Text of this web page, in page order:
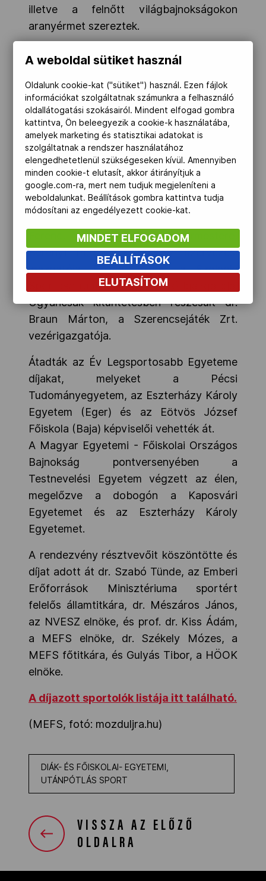
illetve a felnőtt világbajnokságokon
aranyérmet szereztek.
Az eseményen elismerésben részesültek
egyetemi-világbajnokságok szervezői.
Öttusa EVB: prof. dr. Patyi András, az
NKE volt rektora, Bretz Gyula, a MÖSZ
elnöke, Kármán Sándor, a MÖSZ-
versenyigazgatója, dr. Horváth József, az
Nemzeti Közszolgálati Egyetem főtitkára.
Kajak-kenu EVB: Schmidt Gábor, az
MKKSZ elnöke, dr. Ailer Piroska, az
Neumann János Egyetem rektora, Szalay
Ferenc, Szolnok város polgármestere,
Berényi Péter, az MKKSZ szervezési
igazgatója, Rózsa József, a Szolnoki
Sportcentrum Kft. ügyvezető igazgatója.
Ugyancsak kitüntetésben részesült dr.
Braun Márton, a Szerencsejáték Zrt.
vezérigazgatója.
Átadták az Év Legsportosabb Egyeteme
díjakat, melyeket a Pécsi
Tudományegyetem, az Eszterházy Károly
Egyetem (Eger) és az Eötvös József
Főiskola (Baja) képviselői vehették át.
A Magyar Egyetemi - Főiskolai Országos
Bajnokság pontversenyében a
Testnevelési Egyetem végzett az élen,
megelőzve a dobogón a Kaposvári
Egyetemet és az Eszterházy Károly
Egyetemet.
A rendezvény résztvevőit köszöntötte és
díjat adott át dr. Szabó Tünde, az Emberi
Erőforrások Minisztériuma sportért
felelős államtitkára, dr. Mészáros János,
az NVESZ elnöke, és prof. dr. Kiss Ádám,
a MEFS elnöke, dr. Székely Mózes, a
MEFS főtitkára, és Gulyás Tibor, a HÖOK
elnöke.
A díjazott sportolók listája itt található.
(MEFS, fotó: mozduljra.hu)
DIÁK- ÉS FŐISKOLAI- EGYETEMI,
UTÁNPÓTLÁS SPORT
VISSZA AZ ELŐZŐ
OLDALRA
A weboldal sütiket használ
Oldalunk cookie-kat ("sütiket") használ. Ezen fájlok
információkat szolgáltatnak számunkra a felhasználó
oldallátogatási szokásairól. Mindent elfogad gombra
kattintva, Ön beleegyezik a cookie-k használatába,
amelyek marketing és statisztikai adatokat is
szolgáltatnak a rendszer használatához
elengedhetetlenül szükségeseken kívül. Amennyiben
minden cookie-t elutasít, akkor átirányítjuk a
google.com-ra, mert nem tudjuk megjeleníteni a
weboldalunkat. Beállítások gombra kattintva tudja
módosítani az engedélyezett cookie-kat.
MINDET ELFOGADOM
BEÁLLÍTÁSOK
ELUTASÍTOM